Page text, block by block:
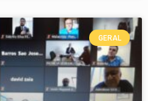
GERAL